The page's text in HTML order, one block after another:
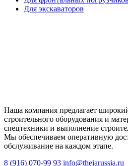
Для экскаваторов
Наша компания предлагает
строительного оборудования и
спецтехники и выполнение
Мы обеспечиваем оперативную
обслуживание на каждом этапе.
8 (916) 070-99 93 info@theiarussia.ru